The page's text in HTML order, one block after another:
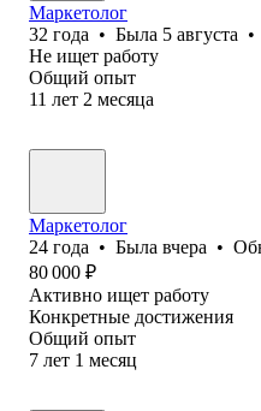
Маркетолог
32 года • Была 5 августа •
Не ищет работу
Общий опыт
11 лет 2 месяца
Маркетолог
24 года • Была вчера •
80 000 ₽
Активно ищет работу
Конкретные достижения
Общий опыт
7 лет 1 месяц